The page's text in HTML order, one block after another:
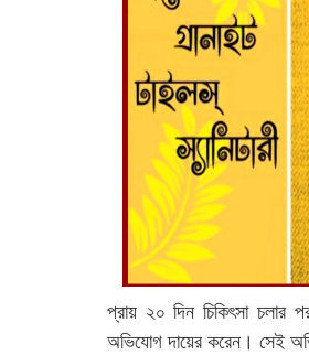
প্রায় ২০ দিন চিকিৎসা চলার
অভিযোগ দায়ের করেন। সেই